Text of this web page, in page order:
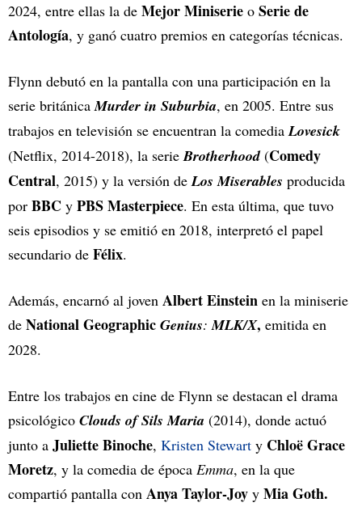
2024, entre ellas la de Mejor Miniserie o Serie de
Antología, y ganó cuatro premios en categorías técnicas.
Flynn debutó en la pantalla con una participación en la
serie británicaMurder in Suburbia, en 2005. Entre sus
trabajos en televisión se encuentran la comediaLovesick
(Netflix, 2014-2018), la serieBrotherhood(Comedy
Central, 2015) y la versión de Los Miserables producida
por BBC y PBS Masterpiece. En esta última, que tuvo
seis episodios y se emitió en 2018, interpretó el papel
secundario de Félix.
Además, encarnó al joven Albert Einstein en la miniserie
de National Geographic Genius:MLK/X, emitida en
2028.
Entre los trabajos en cine de Flynn se destacan el drama
psicológico Clouds of Sils Maria (2014), donde actuó
junto a Juliette Binoche, Kristen Stewart y Chloë Grace
Moretz, y la comedia de época Emma, en la que
compartió pantalla con Anya Taylor-Joy y Mia Goth.